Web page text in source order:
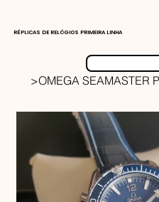
RÉPLICAS DE RELÓGIOS PRIMEIRA LINHA
>OMEGA SEAMASTER